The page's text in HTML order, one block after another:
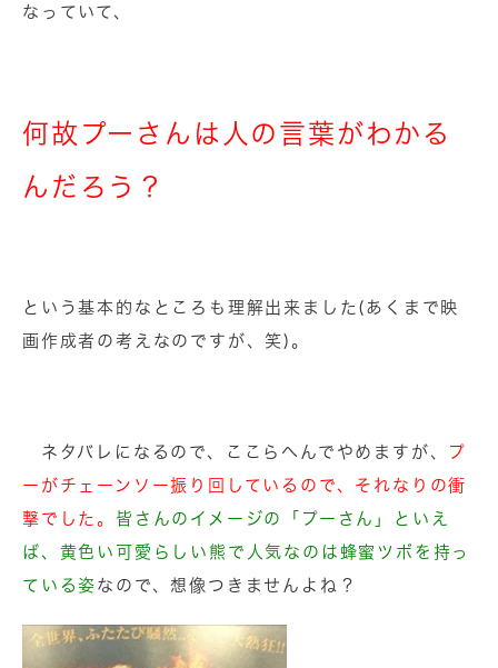
なっていて、
何故プーさんは人の言葉がわかる
んだろう？
という基本的なところも理解出来ました(あくまで映
画作成者の考えなのですが、笑)。
ネタバレになるので、ここらへんでやめますが、
プ
ーがチェーンソー振り回しているので、 それなりの衝
撃でした。 皆さんのイメージの「 プーさん」といえ
ば、黄色い可愛らしい熊で人気なのは蜂蜜ツボを持っ
ている姿 なので、想像つきませんよね？